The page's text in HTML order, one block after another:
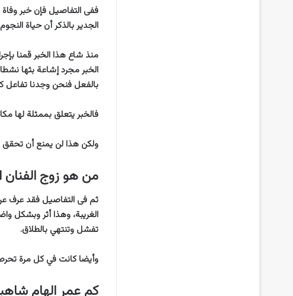
ففى التفاصيل فإن خبر وفاة
الجدير بالذكر أن حياة
منذ شاع هذا الخبر قمنا
الخبر مجرد إشاعة بثها
بالفعل فنحن وجدنا تفاعل
فالخبر يتعلق بممثلة لها
ولكن هذا لن يمنع أن تحقق
من هو زوج الفنان
ثم فى التفاصيل فقد عرف عن
الغريبة، وهذا أثر وبشكل
تفشل وتنتهي بالطلاق.
وأيضا كانت في كل مرة
كم عمر الهام